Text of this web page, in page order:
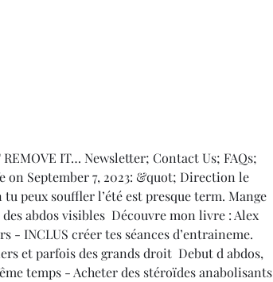
REMOVE IT… Newsletter; Contact Us; FAQs;
on September 7, 2023: &quot; Direction le
peux souffler l’été est presque term. Mange
abdos visibles  Découvre mon livre : Alex
- INCLUS créer tes séances d’entraineme.
et parfois des grands droit  Debut d abdos,
temps - Acheter des stéroïdes anabolisants